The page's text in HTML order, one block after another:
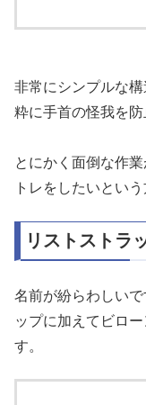
非常にシンプルな
粋に手首の怪我を防
とにかく面倒な作
トレをしたいとい
リストストラ
名前が紛らわしいで
ップに加えてビロ
す。